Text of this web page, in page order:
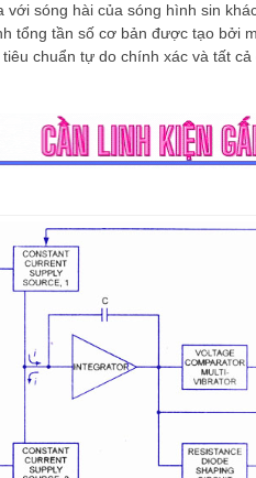
với sóng hài của sóng hình sin
tổng tần số cơ bản được tạo bởi
chuẩn tự do chính xác và tất